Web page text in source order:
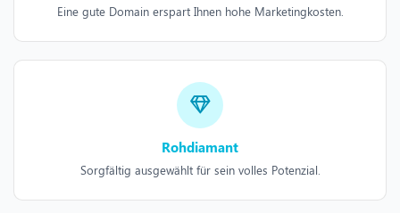
Eine gute Domain erspart Ihnen hohe Marketingkosten.
Rohdiamant
Sorgfältig ausgewählt für sein volles Potenzial.